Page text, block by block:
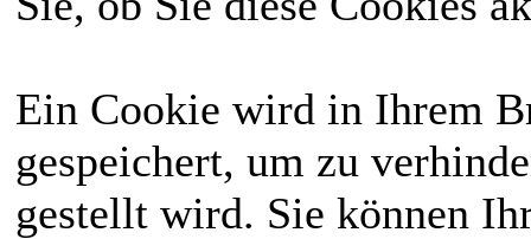
Ein Cookie wird in Ihrem
gespeichert, um zu
gestellt wird. Sie können